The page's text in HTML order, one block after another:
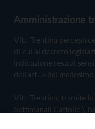
Amministrazione
Vita Trentina
di cui al decreto
Indicazione resa ai
dell'art. 5 del
Vita Trentina, tramite la
Settimanali Cattolici),